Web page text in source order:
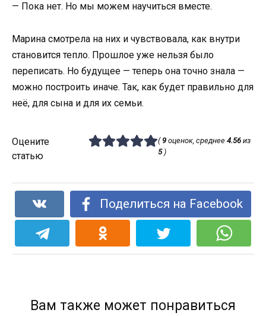
— Пока нет. Но мы можем научиться вместе.
Марина смотрела на них и чувствовала, как внутри
становится тепло. Прошлое уже нельзя было
переписать. Но будущее — теперь она точно знала —
можно построить иначе. Так, как будет правильно для
неё, для сына и для их семьи.
Оцените
статью
( 9оценок, среднее 4.56из
5)
Поделиться на Facebook
Вам также может понравиться